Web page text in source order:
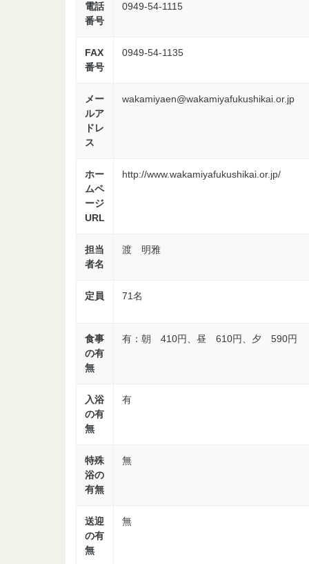
電話
番号
0949-54-1115
FAX
番号
0949-54-1135
メー
ルア
ドレ
ス
wakamiyaen@wakamiyafukushikai.or.jp
ホー
ムペ
ージ
URL
http://www.wakamiyafukushikai.or.jp/
担当
者名
渡 明雅
定員 71名
食事
の有
無
有：朝 410円、昼 610円、夕 590円
入浴
の有
無
有
特殊
浴の
有無
無
送迎
の有
無
無